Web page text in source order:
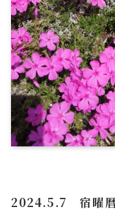
2024.5.7 宿曜暦